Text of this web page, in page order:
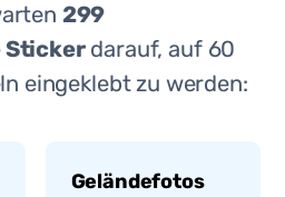
299
Sticker darauf, auf 60
eingeklebt zu werden:
Geländefotos